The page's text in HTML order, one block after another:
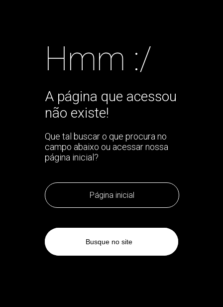
Hmm :/
A página que acessou
não existe!
Que tal buscar o que procura no
campo abaixo ou acessar nossa
página inicial?
Página inicial